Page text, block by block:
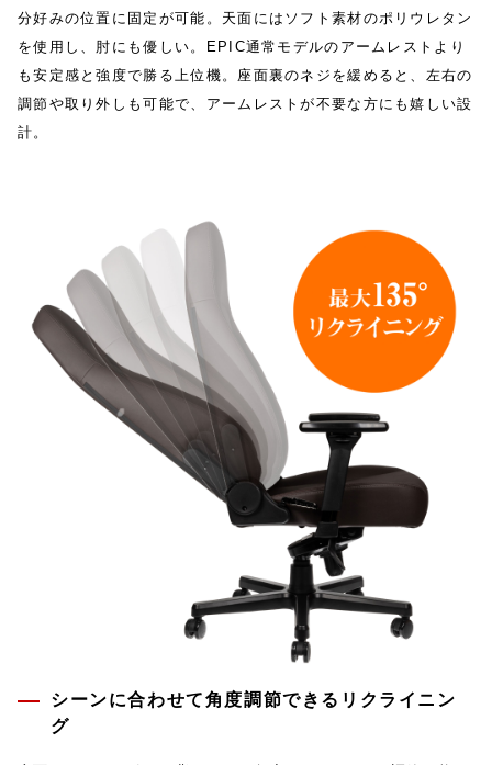
分好みの位置に固定が可能。天面にはソフト素材のポリウレタン
を使用し、肘にも優しい。EPIC通常モデルのアームレストより
も安定感と強度で勝る上位機。座面裏のネジを緩めると、左右の
調節や取り外しも可能で、アームレストが不要な方にも嬉しい設
計。
シーンに合わせて角度調節できるリクライニン
グ